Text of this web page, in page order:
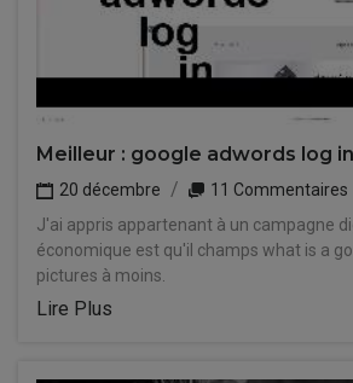
Meilleur : google adwords log in
20 décembre
11 Commentaires
J'ai appris appartenant à un campagne
économique est qu'il champs what is a
pictures à moins.
Lire Plus